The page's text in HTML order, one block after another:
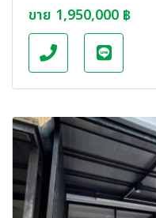
ขาย 1,950,000 ฿